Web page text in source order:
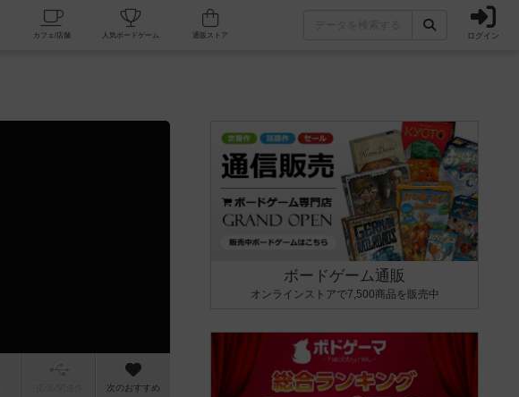
掲示板一覧 カフェ/店舗 人気ボードゲーム ログイン
次のおすすめ
ボードゲーム通販
オンラインストアで7,500商品を販売中